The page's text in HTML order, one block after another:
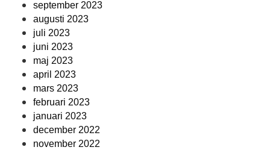
september 2023
augusti 2023
juli 2023
juni 2023
maj 2023
april 2023
mars 2023
februari 2023
januari 2023
december 2022
november 2022